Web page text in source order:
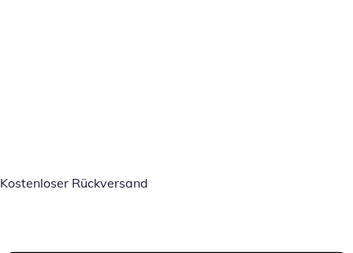
Kostenloser Rückversand